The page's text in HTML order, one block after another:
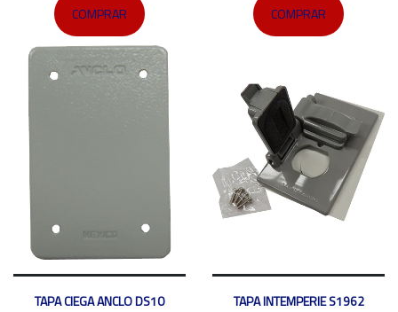
COMPRAR COMPRAR
TAPA CIEGA ANCLO DS10
TAPA INTEMPERIE S1962